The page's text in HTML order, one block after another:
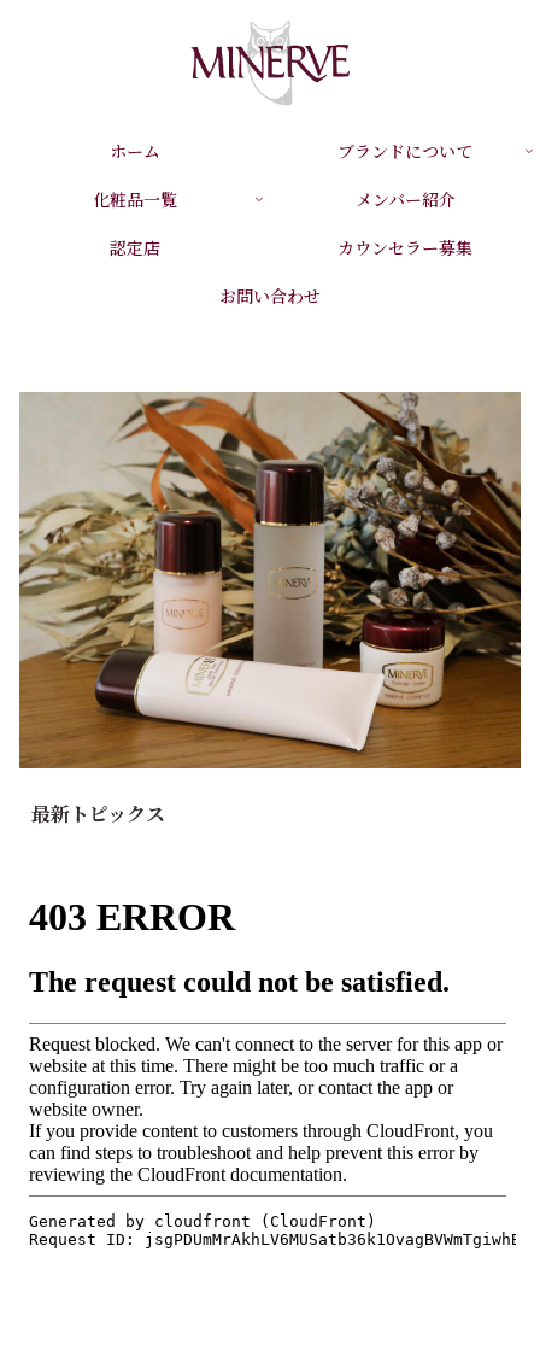
ホーム
ブランドについて
化粧品一覧
メンバー紹介
認定店
カウンセラー募集
お問い合わせ
最新トピックス